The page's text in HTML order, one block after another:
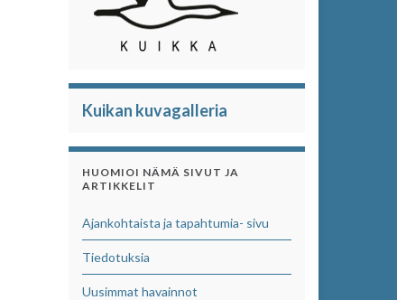
Kuikan kuvagalleria
HUOMIOI NÄMÄ SIVUT JA
ARTIKKELIT
Ajankohtaista ja tapahtumia- sivu
Tiedotuksia
Uusimmat havainnot